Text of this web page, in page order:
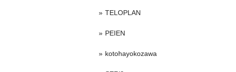
TELOPLAN
PEIEN
kotohayokozawa